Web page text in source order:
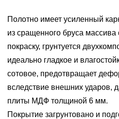
Полотно имеет усиленный
из сращенного бруса
покраску, грунтуется
идеально гладкое и
сотовое, предотвращает
вследствие внешних ударов,
плиты МДФ толщиной 6 мм.
Покрытие загрунтовано и